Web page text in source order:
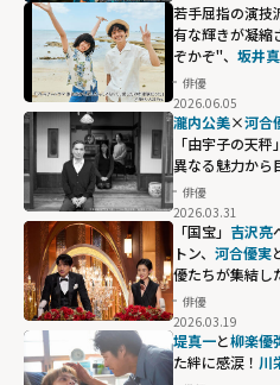
坂井真紀、錦戸
亮、林遣都らの
自然体の演技も
心に残る..."
width="304"
height="203"
loading="lazy"
fetchpriority="h
igh">
若手屈指の演技
有な輝きが凝縮
ぞかぞ"、 坂井
技も心に残る...
俳優
2026.06.05
瀧内公美×河合
「由宇子の天
異なる魅力から
俳優
2026.03.31
「国宝」 吉沢亮
トン、 河合優実
優たちが集結し
式」の名場面
俳優
2026.03.19
堤真一と柳楽優
た絆に感涙！ 川